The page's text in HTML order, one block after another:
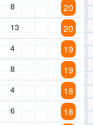
8 20
13 20
4 19
8 19
4 18
6 18